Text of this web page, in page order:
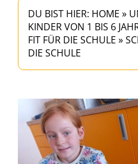
DU BIST HIER: HOME »
KINDER VON 1 BIS 6
FIT FÜR DIE SCHULE »
DIE SCHULE